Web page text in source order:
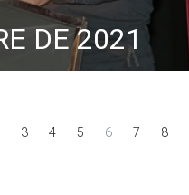
DE 2021
3 4 5 6 7 8